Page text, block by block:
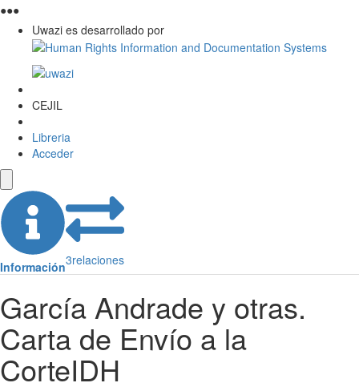
●●●
Uwazi es desarrollado por
CEJIL
Libreria
Acceder
Información3relaciones
García Andrade y otras.
Carta de Envío a la
CorteIDH